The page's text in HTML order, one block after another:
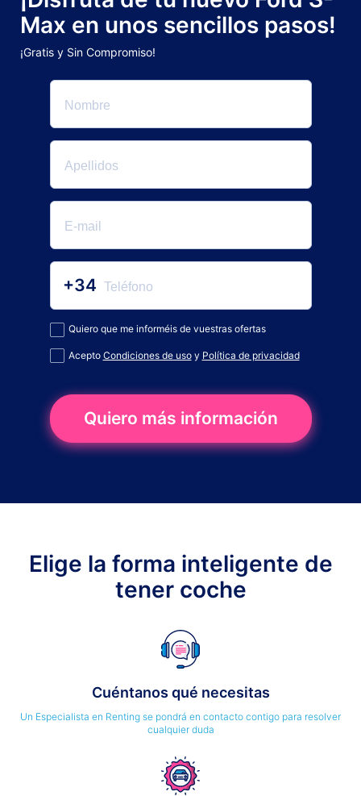
Max en unos sencillos pasos!
¡Gratis y Sin Compromiso!
+34
Quiero que me informéis de vuestras ofertas
Acepto Condiciones de usoy Política de privacidad
Quiero más información
Elige la forma inteligente de
tener coche
Cuéntanos qué necesitas
Un Especialista en Renting se pondrá en contacto contigo para resolver
cualquier duda